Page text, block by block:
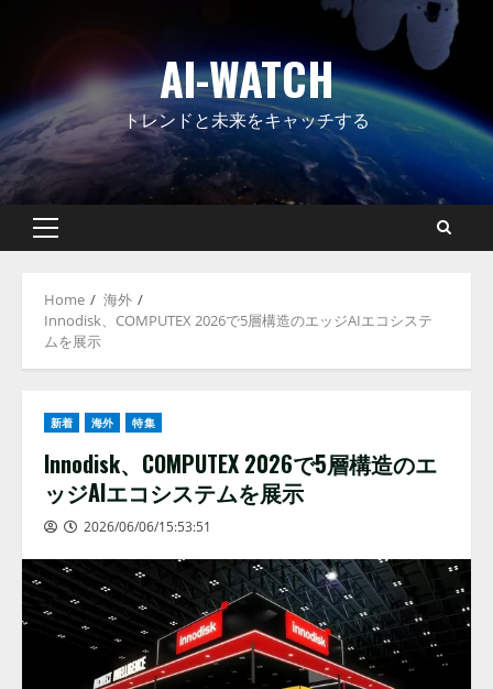
AI-WATCH
トレンドと未来をキャッチする
Primary
Home
海外
Innodisk、COMPUTEX 2026で5層構造のエッジAIエコシステ
ムを展示
新着 海外 特集
Innodisk、COMPUTEX 2026で5層構造のエ
ッジAIエコシステムを展示
2026/06/06/15:53:51